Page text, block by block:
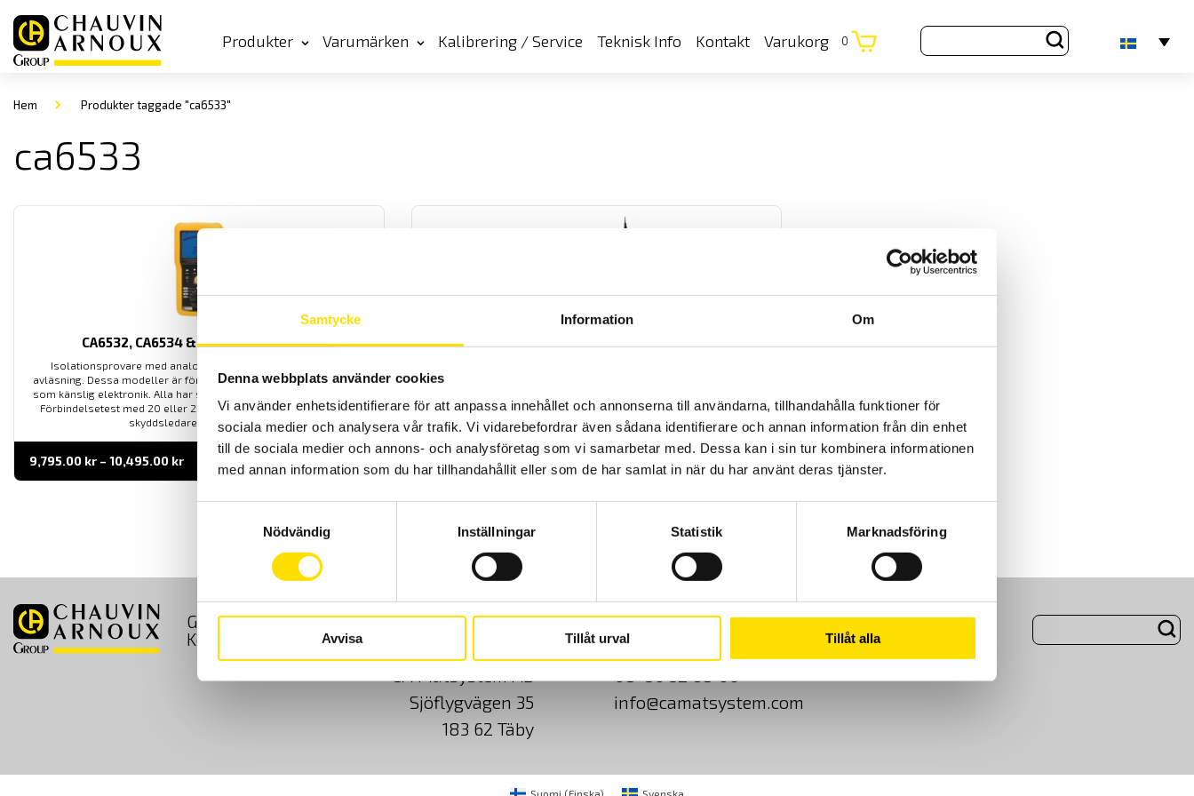
Samtycke Information Om
Denna webbplats använder cookies
Vi använder enhetsidentifierare för att anpassa innehållet och annonserna till användarna, tillhandahålla funktioner för
sociala medier och analysera vår trafik. Vi vidarebefordrar även sådana identifierare och annan information från din enhet
till de sociala medier och annons- och analysföretag som vi samarbetar med. Dessa kan i sin tur kombinera informationen
med annan information som du har tillhandahållit eller som de har samlat in när du har använt deras tjänster.
Nödvändig
Inställningar Statistik Marknadsföring
Avvisa Tillåt urval Tillåt alla
Produkter Varumärken Kalibrering / Service Teknisk Info Kontakt Varukorg 0
Hem Produkter taggade "ca6533"
ca6533
CA6532, CA6534 & CA6536, 10…500 V
Isolationsprovare med analog och digital display för enkel
avläsning. Dessa modeller är för olika lågspänningsapplikationer
som känslig elektronik. Alla har säkerhetskategori enligt IV 600 V.
Förbindelsetest med 20 eller 200 mA ström för att kontrollera
skyddsledarens kontinuitet.
9,795.00 kr – 10,495.00 krPrisintervall:
9,795.00 kr
till
LÄS MER
Tillbehör isolationsprovare upp till 1 kV &
Tillbehör för Chauvin-Arnoux handhållna isolationsprovare upp till
1000 V.
125.00kr – 3,190.00
125.00 kr
LÄS MER
GDPR Köpvillkor Cookies Klagomål Kundundersökning
Om Oss
Kontakt
CA Mätsystem AB
Sjöflygvägen 35
183 62 Täby
08-50 52 68 00
info@camatsystem.com